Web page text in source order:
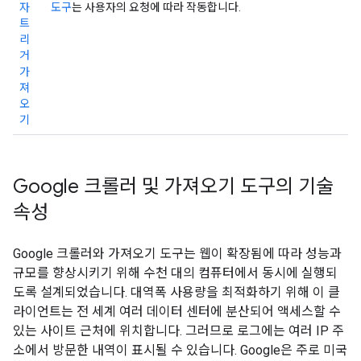
자
트
리
거
가
져
오
기
도구는 사용자의 요청에 따라 작동합니다.
Google 크롤러 및 가져오기 도구의 기술
속성
Google 크롤러와 가져오기 도구는 웹이 확장됨에 따라 성능과
규모를 향상시키기 위해 수천 대의 컴퓨터에서 동시에 실행되
도록 설계되었습니다. 대역폭 사용량을 최적화하기 위해 이 클
라이언트는 전 세계 여러 데이터 센터에 분산되어 액세스할 수
있는 사이트 근처에 위치합니다. 그러므로 로그에는 여러 IP 주
소에서 방문한 내역이 표시될 수 있습니다. Google은 주로 미국